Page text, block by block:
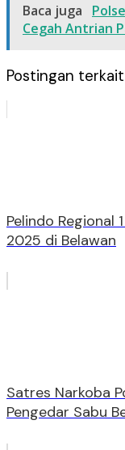
Baca juga
Cegah Antrian
Postingan
Pelindo Regional
2025 di Belawan
Satres Narkoba
Pengedar Sabu